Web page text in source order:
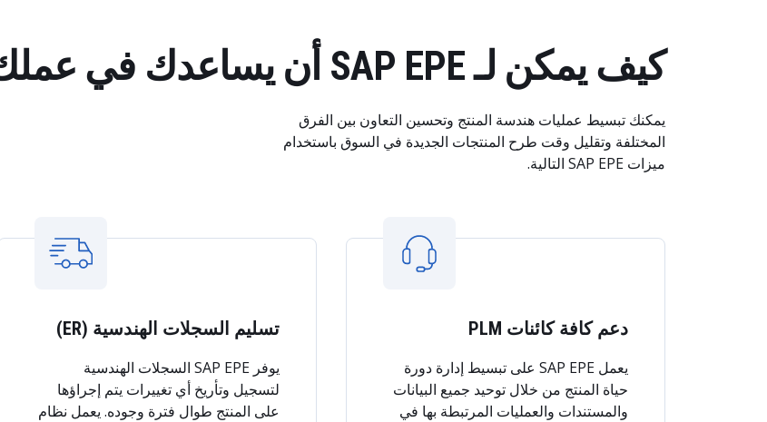
كيف يمكن لـ SAP EPE أن يساعدك في عملك؟
يمكنك تبسيط عمليات هندسة المنتج وتحسين التعاون بين الفرق
المختلفة وتقليل وقت طرح المنتجات الجديدة في السوق باستخدام
ميزات SAP EPE التالية.
دعم كافة كائنات PLM
يعمل SAP EPE على تبسيط إدارة دورة
حياة المنتج من خلال توحيد جميع البيانات
والمستندات والعمليات المرتبطة بها في
تسليم السجلات الهندسية (ER)
يوفر SAP EPE السجلات الهندسية
لتسجيل وتأريخ أي تغييرات يتم إجراؤها
على المنتج طوال فترة وجوده. يعمل نظام